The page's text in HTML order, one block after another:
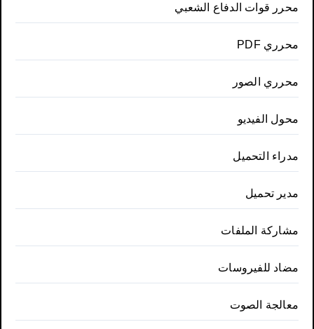
محرر قوات الدفاع الشعبي
محرري PDF
محرري الصور
محول الفيديو
مدراء التحميل
مدير تحميل
مشاركة الملفات
مضاد للفيروسات
معالجة الصوت